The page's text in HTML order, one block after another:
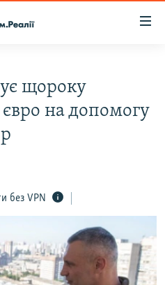
щороку
на допомогу
без VPN